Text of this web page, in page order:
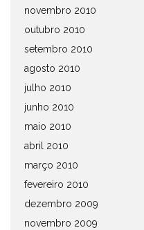
novembro 2010
outubro 2010
setembro 2010
agosto 2010
julho 2010
junho 2010
maio 2010
abril 2010
março 2010
fevereiro 2010
dezembro 2009
novembro 2009